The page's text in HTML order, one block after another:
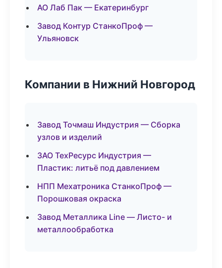
АО Лаб Пак — Екатеринбург
Завод Контур СтанкоПроф —
Ульяновск
Компании в Нижний Новгород
Завод Точмаш Индустрия — Сборка
узлов и изделий
ЗАО ТехРесурс Индустрия —
Пластик: литьё под давлением
НПП Мехатроника СтанкоПроф —
Порошковая окраска
Завод Металлика Line — Листо- и
металлообработка